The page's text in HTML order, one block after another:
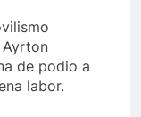
de podio a
labor.